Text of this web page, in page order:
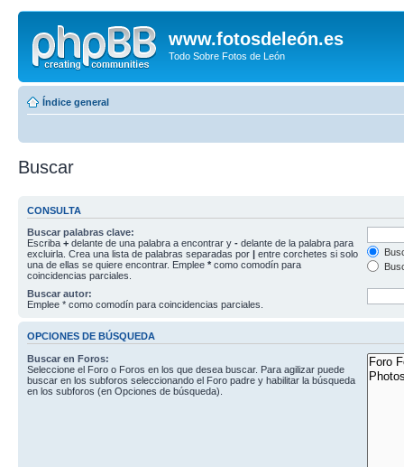
www.fotosdeleón.es
Todo Sobre Fotos de León
Índice general
Buscar
CONSULTA
Buscar palabras clave:
Escriba + delante de una palabra a encontrar y - delante de la palabra para
excluirla. Crea una lista de palabras separadas por | entre corchetes si solo
una de ellas se quiere encontrar. Emplee * como comodín para
coincidencias parciales.
Buscar autor:
Emplee * como comodín para coincidencias parciales.
OPCIONES DE BÚSQUEDA
Buscar en Foros:
Seleccione el Foro o Foros en los que desea buscar. Para agilizar puede
buscar en los subforos seleccionando el Foro padre y habilitar la búsqueda
en los subforos (en Opciones de búsqueda).